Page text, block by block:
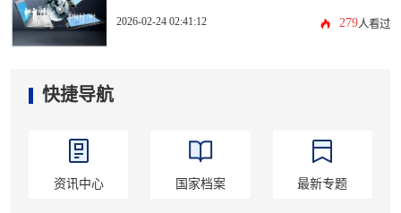
2026-02-24 02:41:12 279人看过
快捷导航
资讯中心 国家档案 最新专题